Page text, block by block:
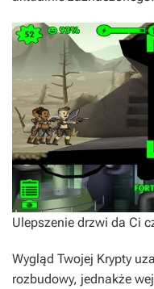
Ulepszenie drzwi da Ci
Wygląd Twojej Krypty
rozbudowy, jednakże